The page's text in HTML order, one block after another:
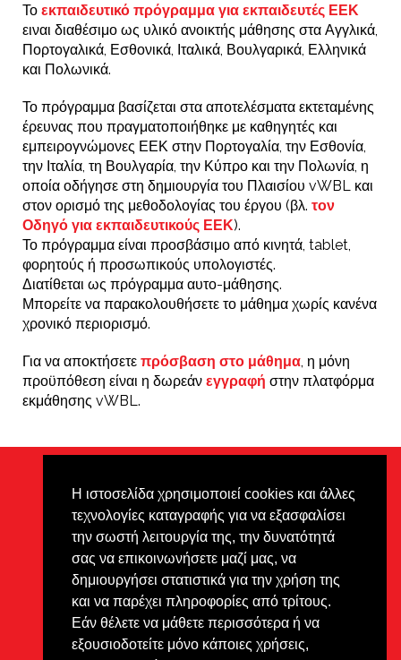
Η ιστοσελίδα χρησιμοποιεί cookies και άλλες
τεχνολογίες καταγραφής για να εξασφαλίσει
την σωστή λειτουργία της, την δυνατότητά
σας να επικοινωνήσετε μαζί μας, να
δημιουργήσει στατιστικά για την χρήση της
και να παρέχει πληροφορίες από τρίτους.
Εάν θέλετε να μάθετε περισσότερα ή να
εξουσιοδοτείτε μόνο κάποιες χρήσεις,
Το εκπαιδευτικό πρόγραμμα για εκπαιδευτές ΕΕΚ
ειναι διαθέσιμο ως υλικό ανοικτής μάθησης στα Αγγλικά,
Πορτογαλικά, Εσθονικά, Ιταλικά, Βουλγαρικά, Ελληνικά
και Πολωνικά.
Το πρόγραμμα βασίζεται στα αποτελέσματα εκτεταμένης
έρευνας που πραγματοποιήθηκε με καθηγητές και
εμπειρογνώμονες ΕΕΚ στην Πορτογαλία, την Εσθονία,
την Ιταλία, τη Βουλγαρία, την Κύπρο και την Πολωνία, η
οποία οδήγησε στη δημιουργία του Πλαισίου vWBL και
στον ορισμό της μεθοδολογίας του έργου (βλ. τον
Οδηγό για εκπαιδευτικούς ΕΕΚ).
Το πρόγραμμα είναι προσβάσιμο από κινητά, tablet,
φορητούς ή προσωπικούς υπολογιστές.
Διατίθεται ως πρόγραμμα αυτο-μάθησης.
Μπορείτε να παρακολουθήσετε το μάθημα χωρίς κανένα
χρονικό περιορισμό.
Για να αποκτήσετε πρόσβαση στο μάθημα , η μόνη
προϋπόθεση είναι η δωρεάν εγγραφή στην πλατφόρμα
εκμάθησης vWBL.
Footer
Ιδιωτικότητα
Αποποίηση
ευθυνών
Όλο το υλικό προστατεύεται από
πνευματικά δικαιώματα με την
άδεια Creative Commons CC BY-
NC-ND.